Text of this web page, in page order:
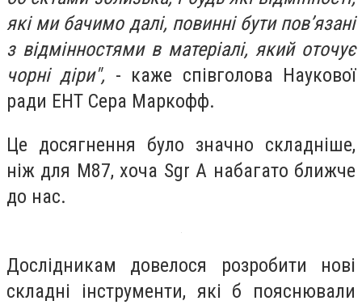
які ми бачимо далі, повинні бути пов’язані
з відмінностями в матеріалі, який оточує
чорні діри", - каже співголова Наукової
ради EHT Сера Маркофф.
Це досягнення було значно складніше,
ніж для M87, хоча Sgr A набагато ближче
до нас.
Дослідникам довелося розробити нові
складні інструменти, які б пояснювали